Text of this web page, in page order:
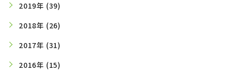
2019年 (39)
2018年 (26)
2017年 (31)
2016年 (15)